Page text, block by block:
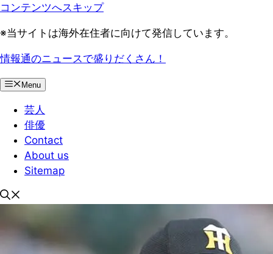
コンテンツへスキップ
※当サイトは海外在住者に向けて発信しています。
情報通のニュースで盛りだくさん！
Menu
芸人
俳優
Contact
About us
Sitemap